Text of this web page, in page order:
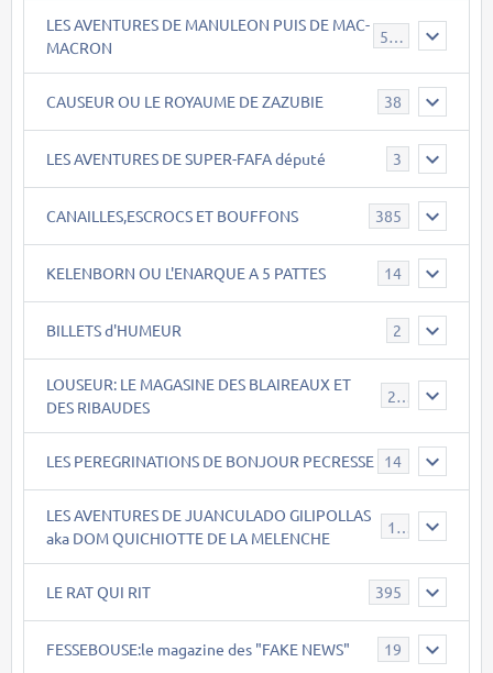
LES AVENTURES DE MANULEON PUIS DE MAC-
MACRON
543
CAUSEUR OU LE ROYAUME DE ZAZUBIE 38
LES AVENTURES DE SUPER-FAFA député 3
CANAILLES,ESCROCS ET BOUFFONS 385
KELENBORN OU L'ENARQUE A 5 PATTES 14
BILLETS d'HUMEUR 2
LOUSEUR: LE MAGASINE DES BLAIREAUX ET
DES RIBAUDES
21
LES PEREGRINATIONS DE BONJOUR PECRESSE 14
LES AVENTURES DE JUANCULADO GILIPOLLAS
aka DOM QUICHIOTTE DE LA MELENCHE
119
LE RAT QUI RIT 395
FESSEBOUSE:le magazine des "FAKE NEWS" 19